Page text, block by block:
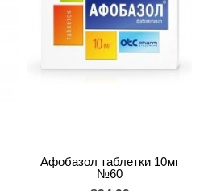
Афобазол таблетки 10мг
№60